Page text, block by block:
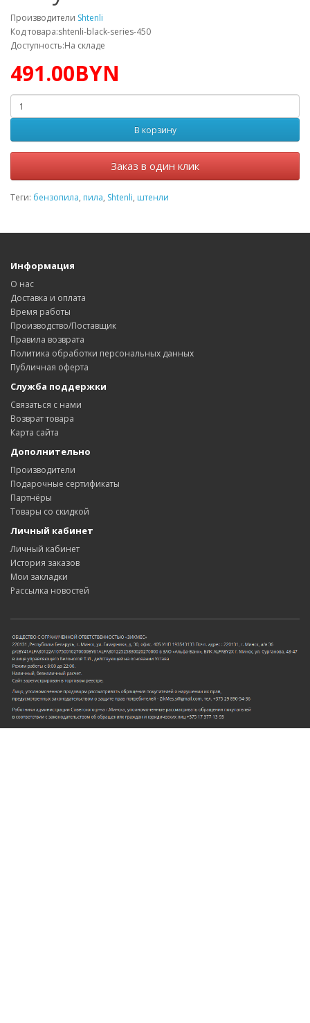
Производители Shtenli
Код товара:shtenli-black-series-450
Доступность:На складе
491.00BYN
В корзину
Заказ в один клик
Теги: бензопила, пила, Shtenli, штенли
Информация
О нас
Доставка и оплата
Время работы
Производство/Поставщик
Правила возврата
Политика обработки персональных данных
Публичная оферта
Служба поддержки
Связаться с нами
Возврат товара
Карта сайта
Дополнительно
Производители
Подарочные сертификаты
Партнёры
Товары со скидкой
Личный кабинет
Личный кабинет
История заказов
Мои закладки
Рассылка новостей